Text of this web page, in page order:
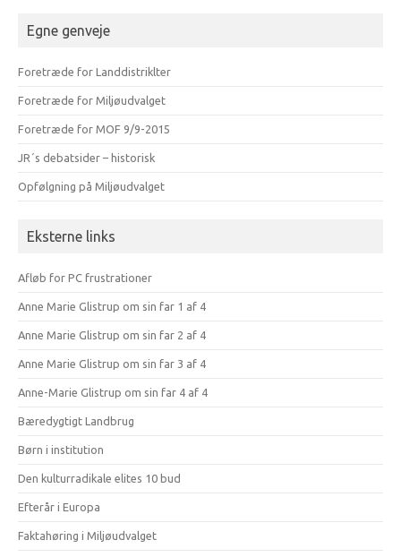
Egne genveje
Foretræde for Landdistriklter
Foretræde for Miljøudvalget
Foretræde for MOF 9/9-2015
JR´s debatsider – historisk
Opfølgning på Miljøudvalget
Eksterne links
Afløb for PC frustrationer
Anne Marie Glistrup om sin far 1 af 4
Anne Marie Glistrup om sin far 2 af 4
Anne Marie Glistrup om sin far 3 af 4
Anne-Marie Glistrup om sin far 4 af 4
Bæredygtigt Landbrug
Børn i institution
Den kulturradikale elites 10 bud
Efterår i Europa
Faktahøring i Miljøudvalget